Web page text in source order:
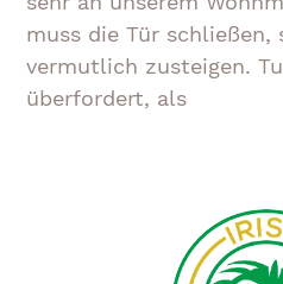
muss die Tür schließen,
vermutlich zusteigen.
überfordert, als